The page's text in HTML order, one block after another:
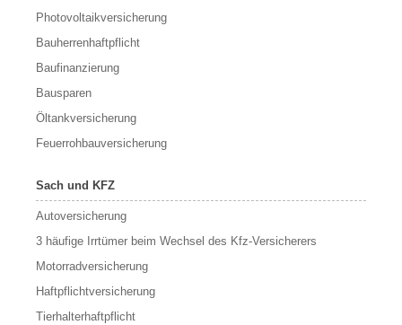
Photovoltaikversicherung
Bauherrenhaftpflicht
Baufinanzierung
Bausparen
Öltankversicherung
Feuerrohbauversicherung
Sach und KFZ
Autoversicherung
3 häufige Irrtümer beim Wechsel des Kfz-Versicherers
Motorradversicherung
Haftpflichtversicherung
Tierhalterhaftpflicht